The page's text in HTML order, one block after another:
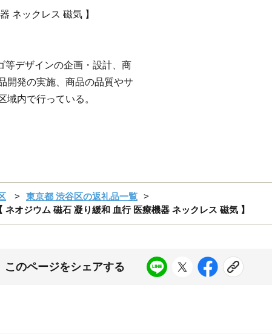
ネックレス 磁気 】
等デザインの企画・設計、商
開発の実施、商品の品質やサ
域内で行っている。
東京都 渋谷区の返礼品一覧
オジウム 磁石 凝り緩和 血行 医療機器 ネックレス 磁気 】
このページをシェアする